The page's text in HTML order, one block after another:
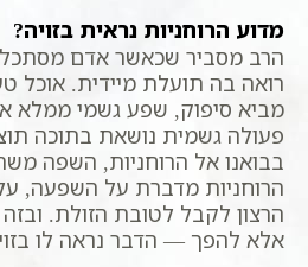
מדוע הרוחניות נראית בזויה?
הרב מסביר שכאשר אדם
רואה בה תועלת מיידית. אוכל
מביא סיפוק, שפע גשמי ממלא
פעולה גשמית נושאת בתוכה
בבואנו אל הרוחניות, השפה
הרוחניות מדברת על השפעה,
הרצון לקבל לטובת הזולת.
אלא להפך — הדבר נראה לו